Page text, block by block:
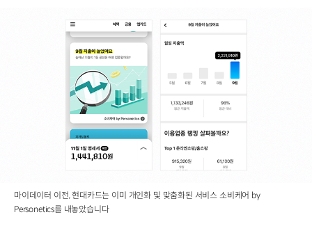
마이데이터 이전, 현대카드는 이미 개인화 및 맞춤화된 서비스 소비케어 by
Personetics를 내놓았습니다